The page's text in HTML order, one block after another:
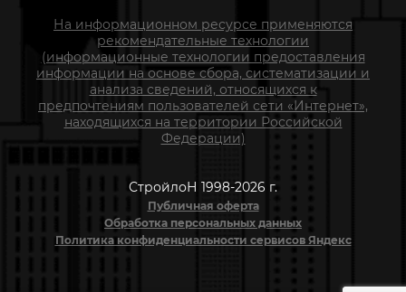
На информационном ресурсе применяются
рекомендательные технологии
(информационные технологии предоставления
информации на основе сбора, систематизации и
анализа сведений, относящихся к
предпочтениям пользователей сети «Интернет»,
находящихся на территории Российской
Федерации)
СтройлоН 1998-2026 г.
Публичная оферта
Обработка персональных данных
Политика конфиденциальности сервисов Яндекс